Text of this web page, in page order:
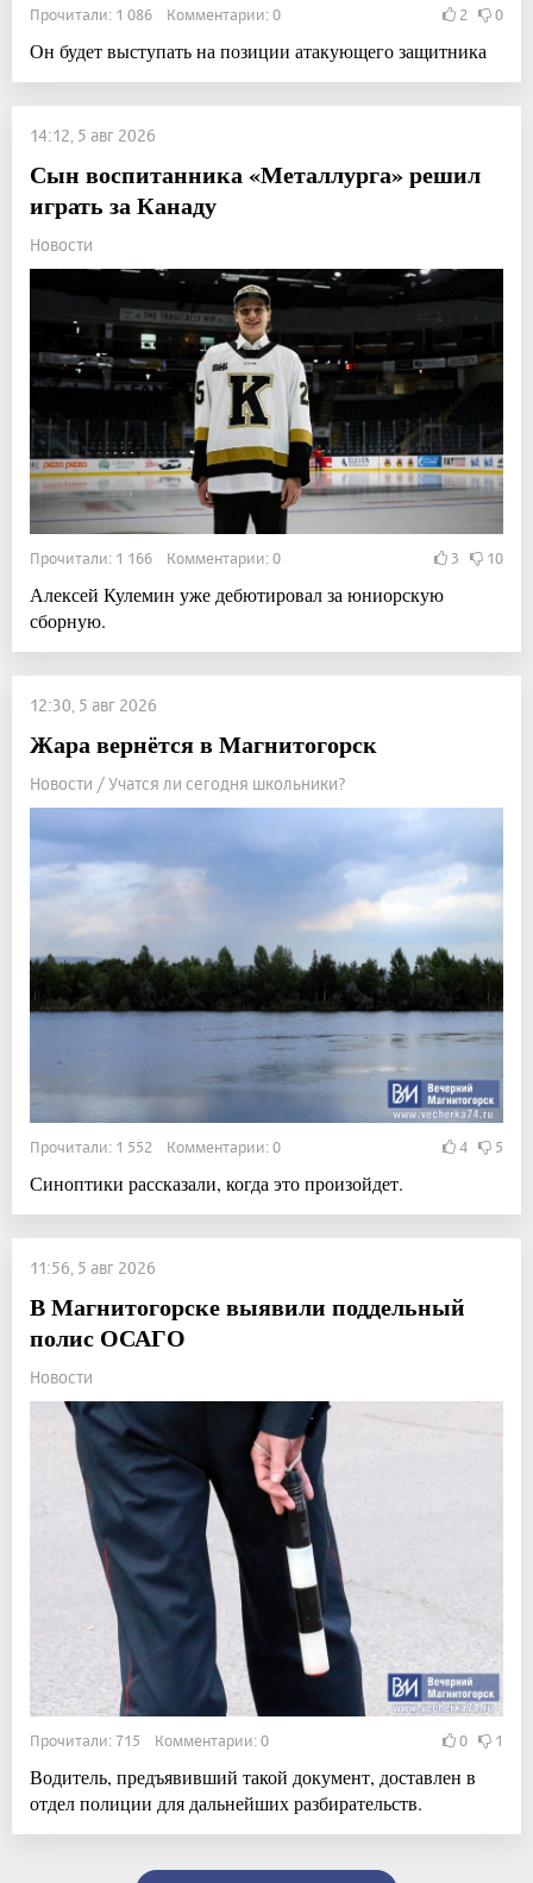
Прочитали: 1 086 Комментарии: 0 2 0
Он будет выступать на позиции атакующего защитника
14:12, 5 авг 2026
Сын воспитанника «Металлурга» решил
играть за Канаду
Новости
Прочитали: 1 166 Комментарии: 0 3 10
Алексей Кулемин уже дебютировал за юниорскую
сборную.
12:30, 5 авг 2026
Жара вернётся в Магнитогорск
Новости / Учатся ли сегодня школьники?
Прочитали: 1 552 Комментарии: 0 4 5
Синоптики рассказали, когда это произойдет.
11:56, 5 авг 2026
В Магнитогорске выявили поддельный
полис ОСАГО
Новости
Прочитали: 715 Комментарии: 0 0 1
Водитель, предъявивший такой документ, доставлен в
отдел полиции для дальнейших разбирательств.